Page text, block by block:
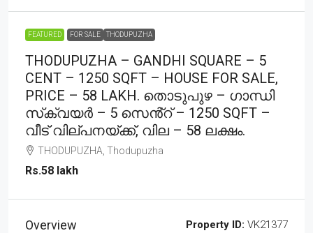
FEATURED FOR SALE THODUPUZHA
THODUPUZHA – GANDHI SQUARE – 5
CENT – 1250 SQFT – HOUSE FOR SALE,
PRICE – 58 LAKH. തൊടുപുഴ – ഗാന്ധി
സ്‌ക്വയർ – 5 സെൻ്റ് – 1250 SQFT –
വീട് വില്പനയ്ക്ക്, വില – 58 ലക്ഷം.
THODUPUZHA, Thodupuzha
Rs.58 lakh
Overview Property ID: VK21377